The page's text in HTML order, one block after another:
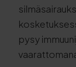
pysy